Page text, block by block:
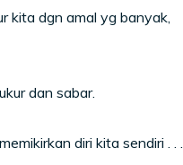
kita dgn amal yg banyak,
dg syukur dan sabar.
diri kita sendiri . . .